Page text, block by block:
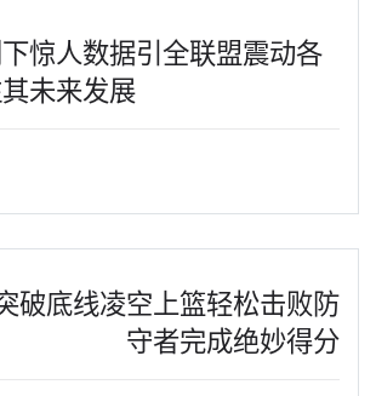
惊人数据引全联盟震动各
未来发展
破底线凌空上篮轻松击败防
守者完成绝妙得分